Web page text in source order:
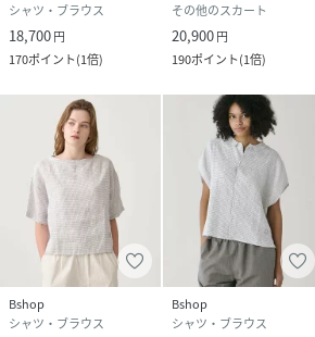
シャツ・ブラウス
18,700円
170ポイント(1倍)
その他のスカート
20,900円
190ポイント(1倍)
Bshop
シャツ・ブラウス
Bshop
シャツ・ブラウス